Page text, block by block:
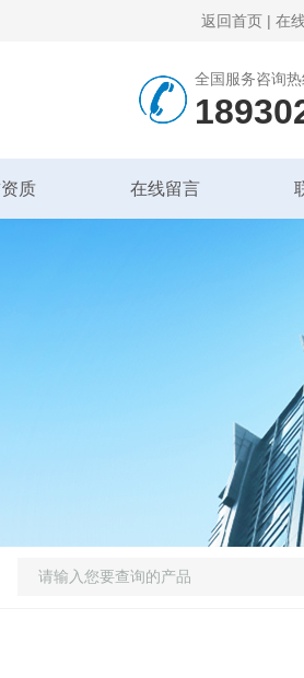
返回首页 | 在
全国服务咨询热
质 在线留言